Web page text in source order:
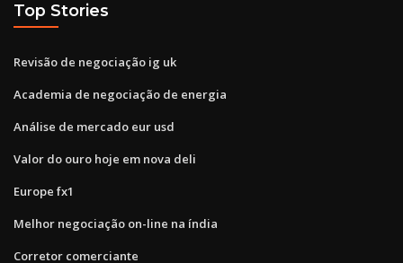
Top Stories
Revisão de negociação ig uk
Academia de negociação de energia
Análise de mercado eur usd
Valor do ouro hoje em nova deli
Europe fx1
Melhor negociação on-line na índia
Corretor comerciante